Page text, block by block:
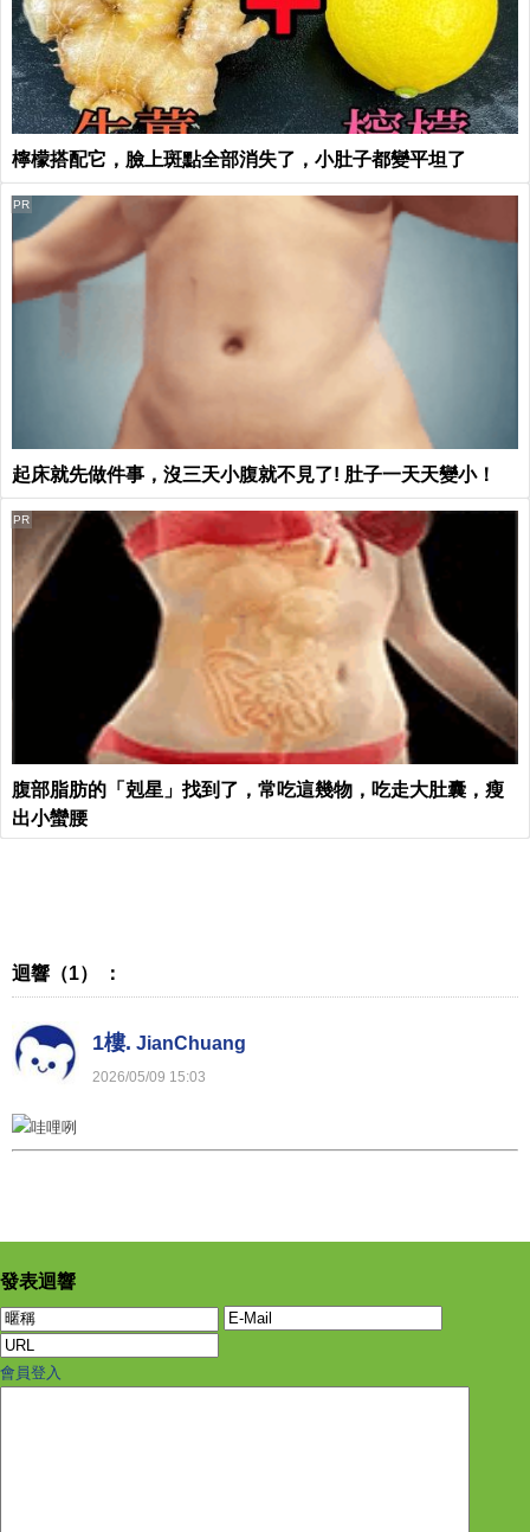
檸檬搭配它，臉上斑點全部消失了，小肚子都變平坦了
起床就先做件事，沒三天小腹就不見了! 肚子一天天變小！
PR
腹部脂肪的「剋星」找到了，常吃這幾物，吃走大肚囊，瘦
出小蠻腰
PR
迴響（1） ：
1樓. JianChuang
2026/05/09 15:03
發表迴響
會員登入